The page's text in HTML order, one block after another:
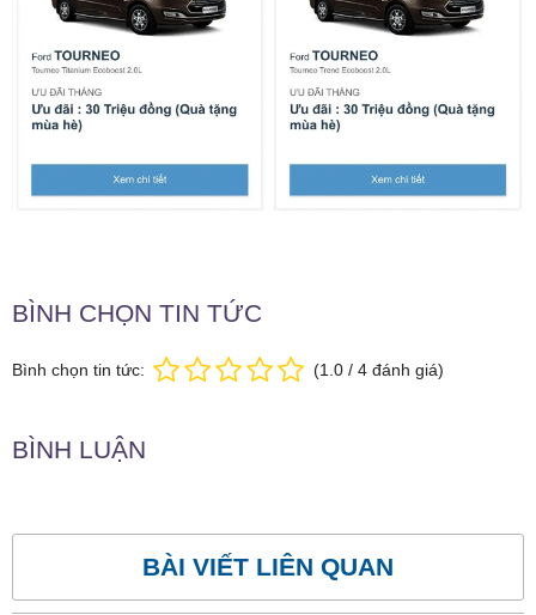
BÌNH CHỌN TIN TỨC
Bình chọn tin tức: (1.0 / 4 đánh giá)
BÌNH LUẬN
BÀI VIẾT LIÊN QUAN